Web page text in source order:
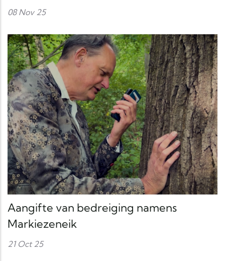
08 Nov 25
Aangifte van bedreiging namens
Markiezeneik
21 Oct 25